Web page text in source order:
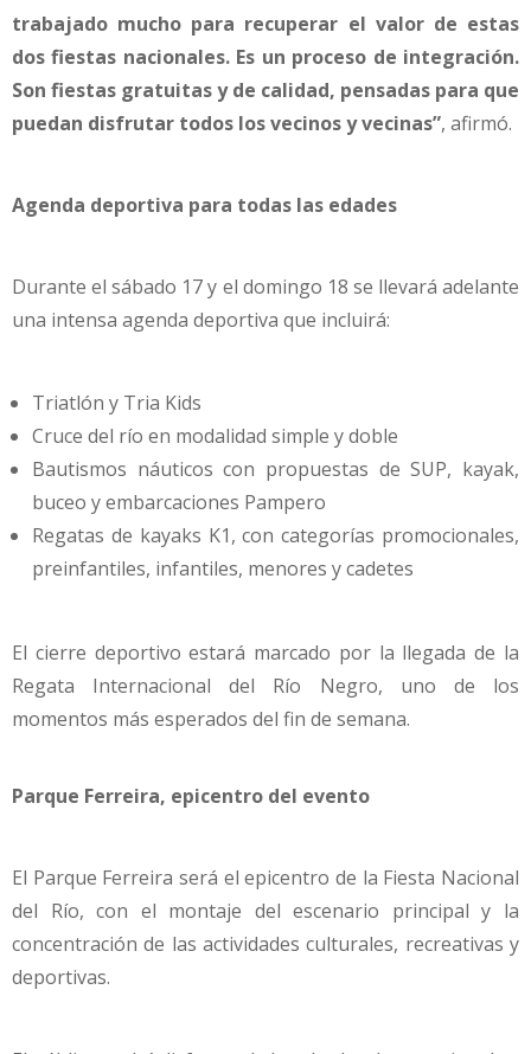
trabajado mucho para recuperar el valor de estas
dos fiestas nacionales. Es un proceso de integración.
Son fiestas gratuitas y de calidad, pensadas para que
puedan disfrutar todos los vecinos y vecinas”, afirmó.
Agenda deportiva para todas las edades
Durante el sábado 17 y el domingo 18 se llevará adelante
una intensa agenda deportiva que incluirá:
Triatlón y Tria Kids
Cruce del río en modalidad simple y doble
Bautismos náuticos con propuestas de SUP, kayak,
buceo y embarcaciones Pampero
Regatas de kayaks K1, con categorías promocionales,
preinfantiles, infantiles, menores y cadetes
El cierre deportivo estará marcado por la llegada de la
Regata Internacional del Río Negro, uno de los
momentos más esperados del fin de semana.
Parque Ferreira, epicentro del evento
El Parque Ferreira será el epicentro de la Fiesta Nacional
del Río, con el montaje del escenario principal y la
concentración de las actividades culturales, recreativas y
deportivas.